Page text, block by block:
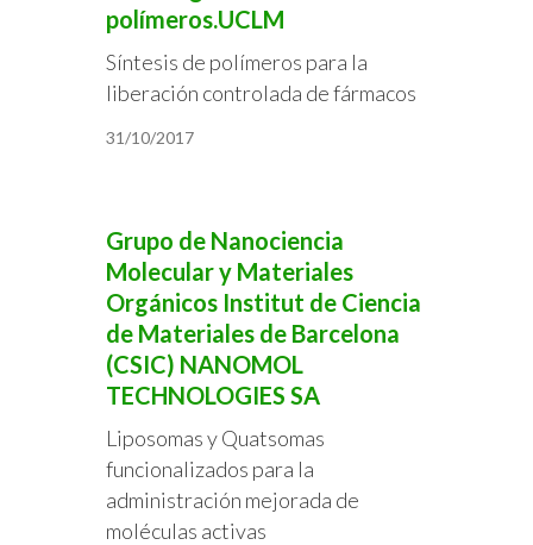
polímeros.UCLM
Síntesis de polímeros para la
liberación controlada de fármacos
31/10/2017
Grupo de Nanociencia
Molecular y Materiales
Orgánicos Institut de Ciencia
de Materiales de Barcelona
(CSIC) NANOMOL
TECHNOLOGIES SA
Liposomas y Quatsomas
funcionalizados para la
administración mejorada de
moléculas activas